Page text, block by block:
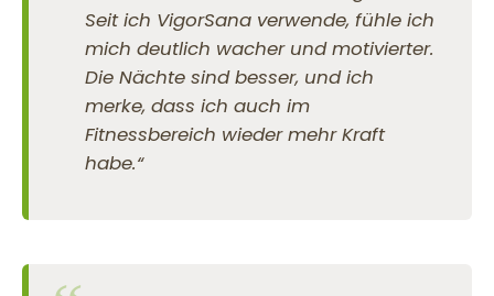
Seit ich VigorSana verwende, fühle ich
mich deutlich wacher und motivierter.
Die Nächte sind besser, und ich
merke, dass ich auch im
Fitnessbereich wieder mehr Kraft
habe.“